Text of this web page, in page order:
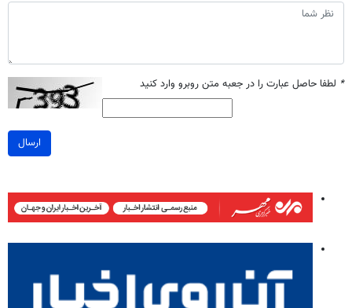
* لطفا حاصل عبارت را در جعبه متن روبرو وارد کنید
ارسال